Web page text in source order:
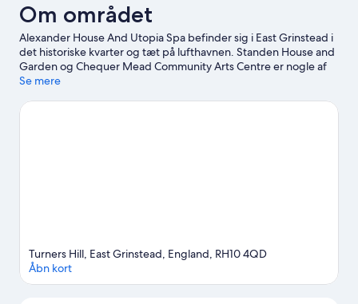
Om området
Alexander House And Utopia Spa befinder sig i East Grinstead i
det historiske kvarter og tæt på lufthavnen. Standen House and
Garden og Chequer Mead Community Arts Centre er nogle af
de kulturelle seværdigheder. Er du interesseret i oplevelser, kan
Paintball Games. Tulley's Farm og Bluebell Railway - East
Se mere
Turners Hill, East Grinstead, England, RH10 4QD
Åbn kort